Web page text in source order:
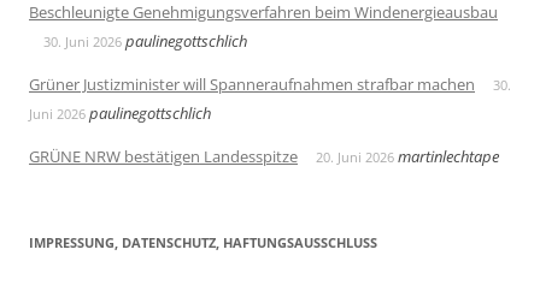
Beschleunigte Genehmigungsverfahren beim Windenergieausbau
30. Juni 2026 paulinegottschlich
Grüner Justizminister will Spanneraufnahmen strafbar machen
30.
Juni 2026 paulinegottschlich
GRÜNE NRW bestätigen Landesspitze
20. Juni 2026 martinlechtape
IMPRESSUNG, DATENSCHUTZ, HAFTUNGSAUSSCHLUSS